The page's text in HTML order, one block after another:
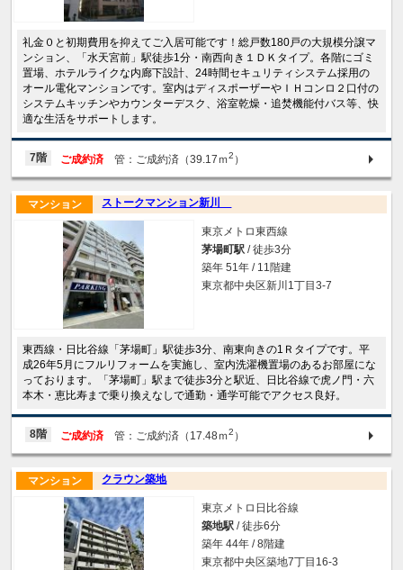
礼金０と初期費用を抑えてご入居可能です！総戸数180戸の大規模分譲マ
ンション、「水天宮前」駅徒歩1分・南西向き１ＤＫタイプ。各階にゴミ
置場、ホテルライクな内廊下設計、24時間セキュリティシステム採用の
オール電化マンションです。室内はディスポーザーやＩＨコンロ２口付の
システムキッチンやカウンターデスク、浴室乾燥・追焚機能付バス等、快
適な生活をサポートします。
7階 ご成約済 管：ご成約済（39.17ｍ2 ）
ストークマンション新川
マンション
東京メトロ東西線
茅場町駅 / 徒歩3分
築年 51年 / 11階建
東京都中央区新川1丁目3-7
東西線・日比谷線「茅場町」駅徒歩3分、南東向きの1Ｒタイプです。平
成26年5月にフルリフォームを実施し、室内洗濯機置場のあるお部屋にな
っております。「茅場町」駅まで徒歩3分と駅近、日比谷線で虎ノ門・六
本木・恵比寿まで乗り換えなしで通勤・通学可能でアクセス良好。
8階 ご成約済 管：ご成約済（17.48ｍ2 ）
クラウン築地
マンション
東京メトロ日比谷線
築地駅 / 徒歩6分
築年 44年 / 8階建
東京都中央区築地7丁目16-3